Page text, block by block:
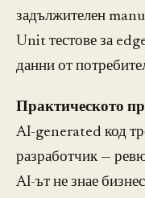
задължителен
Unit тестове за
данни от
Практическото
AI-generated код
разработчик —
AI-ът не знае